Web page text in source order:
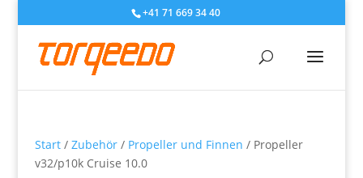
+41 71 669 34 40
Start/ Zubehör/ Propeller und Finnen / Propeller
v32/p10k Cruise 10.0